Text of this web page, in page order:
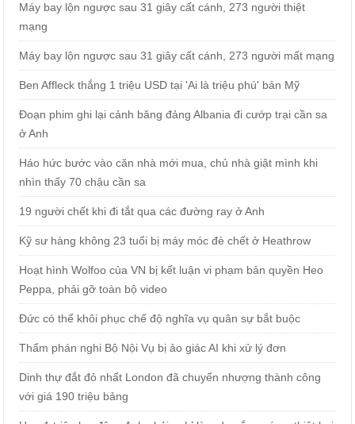
Máy bay lộn ngược sau 31 giây cất cánh, 273 người thiệt
mạng
Máy bay lộn ngược sau 31 giây cất cánh, 273 người mất mạng
Ben Affleck thắng 1 triệu USD tại 'Ai là triệu phú' bản Mỹ
Đoạn phim ghi lại cảnh băng đảng Albania đi cướp trại cần sa
ở Anh
Háo hức bước vào căn nhà mới mua, chủ nhà giật mình khi
nhìn thấy 70 chậu cần sa
19 người chết khi đi tắt qua các đường ray ở Anh
Kỹ sư hàng không 23 tuổi bị máy móc đè chết ở Heathrow
Hoạt hình Wolfoo của VN bị kết luận vi phạm bản quyền Heo
Peppa, phải gỡ toàn bộ video
Đức có thể khôi phục chế độ nghĩa vụ quân sự bắt buộc
Thẩm phán nghi Bộ Nội Vụ bị ảo giác AI khi xử lý đơn
Dinh thự đắt đỏ nhất London đã chuyển nhượng thành công
với giá 190 triệu bảng